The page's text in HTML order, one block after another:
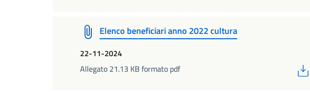
Elenco beneficiari anno 2022 cultura
22-11-2024
Allegato 21.13 KB formato pdf